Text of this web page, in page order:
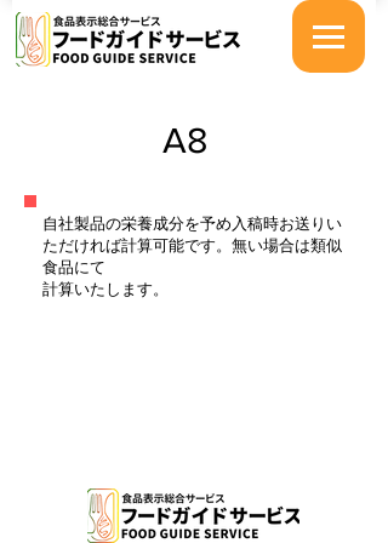
A8
自社製品の栄養成分を予め入稿時お送りい
ただければ計算可能です。無い場合は類似
食品にて
計算いたします。